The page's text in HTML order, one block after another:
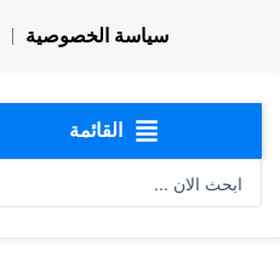
سياسة الخصوصية
القائمة